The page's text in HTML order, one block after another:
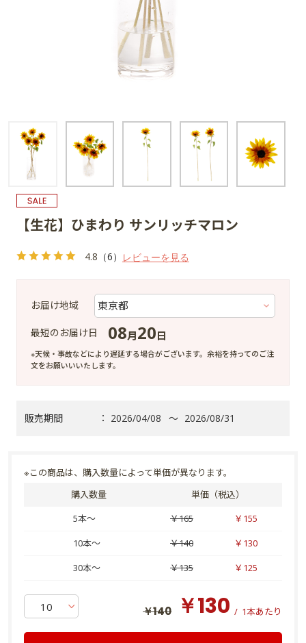
【生花】ひまわり サンリッチマロン
お届け地域
最短のお届け日 08月20日
※天候・事故などにより遅延する場合がございます。余裕を持ってのご注
文をお願いいいたします。
販売期間 ： 2026/04/08 ～ 2026/08/31
※この商品は、購入数量によって単価が異なります。
購入数量
単価（税込）
5本～
￥165
￥155
10本～
￥140
￥130
30本～
￥135 ￥125
￥140 ￥130 / 1本あたり
4.8 （6） レビューを見る